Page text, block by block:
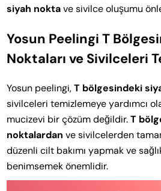
siyah noktave sivilce oluşumu
Yosun Peelingi T
Noktaları ve Sivilceleri
Yosun peelingi,T bölgesindeki
sivilceleri temizlemeye yardımcı
mucizevi bir çözüm değildir.T
noktalardan ve sivilcelerden
düzenli cilt bakımı yapmak ve
benimsemek önemlidir.